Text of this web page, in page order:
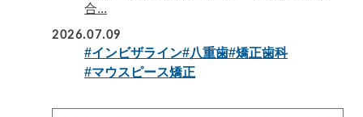
合...
2026.07.09
#インビザライン#八重歯#矯正歯科
#マウスピース矯正